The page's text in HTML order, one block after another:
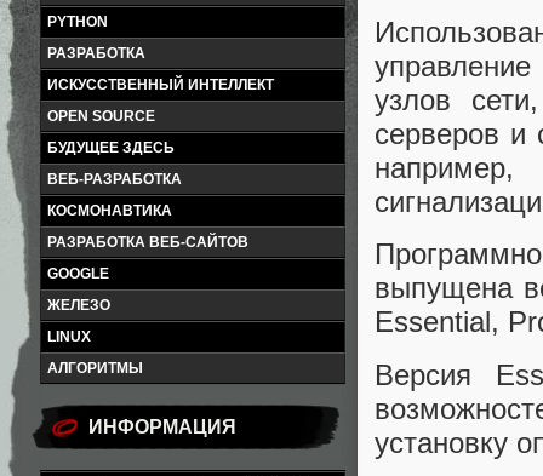
PYTHON
РАЗРАБОТКА
ИСКУССТВЕННЫЙ ИНТЕЛЛЕКТ
OPEN SOURCE
БУДУЩЕЕ ЗДЕСЬ
ВЕБ-РАЗРАБОТКА
КОСМОНАВТИКА
РАЗРАБОТКА ВЕБ-САЙТОВ
GOOGLE
ЖЕЛЕЗО
LINUX
АЛГОРИТМЫ
ИНФОРМАЦИЯ
узлов
серверов и
выпущена
Essential,
Версия
установку